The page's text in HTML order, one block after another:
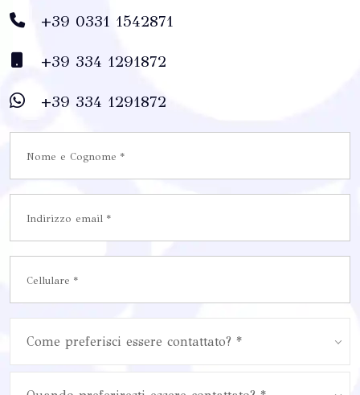
+39 0331 1542871
+39 334 1291872
+39 334 1291872
Come preferisci essere contattato? *